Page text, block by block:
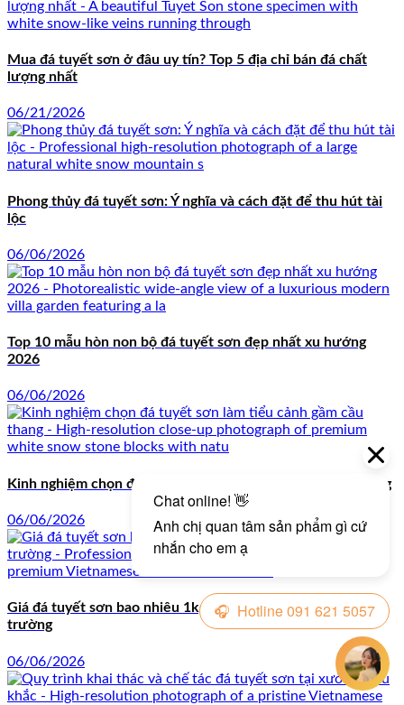
Mua đá tuyết sơn ở đâu uy tín? Top 5 địa chỉ bán đá chất
lượng nhất
06/21/2026
Phong thủy đá tuyết sơn: Ý nghĩa và cách đặt để thu hút tài
lộc
06/06/2026
Top 10 mẫu hòn non bộ đá tuyết sơn đẹp nhất xu hướng
2026
06/06/2026
Kinh nghiệm chọn đá tuyết sơn làm tiểu cảnh gầm cầu thang
06/06/2026
Giá đá tuyết sơn bao nhiêu 1kg? Cập nhật biến động thị
trường
06/06/2026